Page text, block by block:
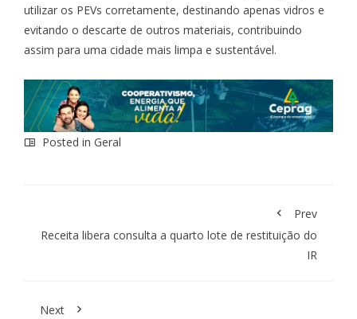
utilizar os PEVs corretamente, destinando apenas vidros e
evitando o descarte de outros materiais, contribuindo
assim para uma cidade mais limpa e sustentável.
Posted in Geral
Prev
Receita libera consulta a quarto lote de restituição do
IR
Next